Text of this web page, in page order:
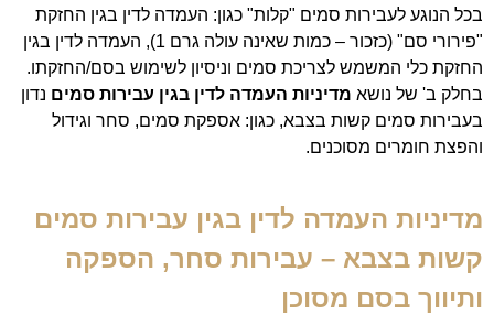
בכל הנוגע לעבירות סמים "קלות" כגון: העמדה לדין בגין החזקת
"פירורי סם" (כזכור – כמות שאינה עולה גרם 1), העמדה לדין בגין
החזקת כלי המשמש לצריכת סמים וניסיון לשימוש בסם/החזקתו.
בחלק ב' של נושא מדיניות העמדה לדין בגין עבירות סמים נדון
בעבירות סמים קשות בצבא, כגון: אספקת סמים, סחר וגידול
והפצת חומרים מסוכנים.
מדיניות העמדה לדין בגין עבירות סמים
קשות בצבא – עבירות סחר, הספקה
ותיווך בסם מסוכן